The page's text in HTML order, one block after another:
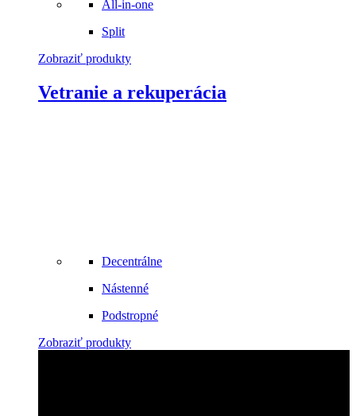
All-in-one
Split
Zobraziť produkty
Vetranie a rekuperácia
Decentrálne
Nástenné
Podstropné
Zobraziť produkty